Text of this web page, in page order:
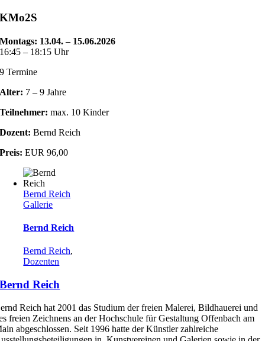
KMo2S
Montags: 13.04. – 15.06.2026
16:45 – 18:15 Uhr
9 Termine
Alter: 7 – 9 Jahre
Teilnehmer: max. 10 Kinder
Dozent: Bernd Reich
Preis: EUR 96,00
Bernd Reich
Gallerie
Bernd Reich
Bernd Reich,
Dozenten
Bernd Reich
Reich hat 2001 das Studium der freien Malerei, Bildhauerei und
freien Zeichnens an der Hochschule für Gestaltung Offenbach am
abgeschlossen. Seit 1996 hatte der Künstler zahlreiche